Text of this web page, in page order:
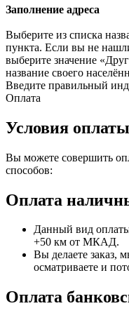
Заполнение адреса
Выберите из списка
пункта. Если вы не
выберите значение
название своего
Введите правильный
Оплата
Условия оплаты
Вы можете совершить
способов:
Оплата
Данный вид
+50 км от МКАД.
Вы делаете заказ,
осматриваете и
Оплата